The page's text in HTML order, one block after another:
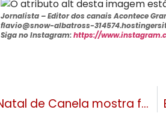
Jornalista –Editor dos canais Acontece
flavio@snow-albatross-
Siga no Instagram:https://
Sonho de Natal de Canela mostra força com anúncio de atrações plurais e sociais